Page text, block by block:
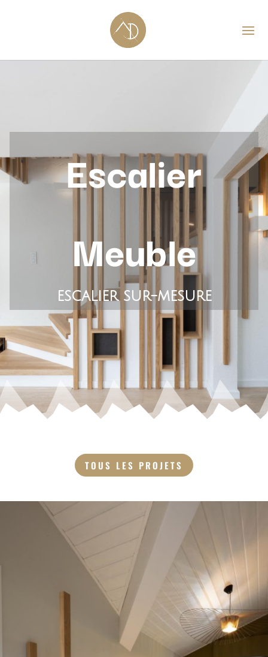
Escalier
Meuble
escalier sur-mesure
TOUS LES PROJETS